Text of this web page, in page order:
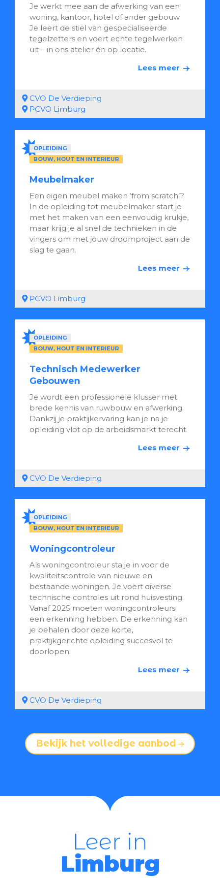
Je werkt mee aan de afwerking van een
woning, kantoor, hotel of ander gebouw.
Je leert de stiel van gespecialiseerde
tegelzetters en voert echte tegelwerken
uit – in ons atelier én op locatie.
Lees meer
CVO De Verdieping
PCVO Limburg
OPLEIDING
BOUW, HOUT EN INTERIEUR
Meubelmaker
Een eigen meubel maken ‘from scratch’?
In de opleiding tot meubelmaker start je
met het maken van een eenvoudig krukje,
maar krijg je al snel de technieken in de
vingers om met jouw droomproject aan de
slag te gaan.
Lees meer
PCVO Limburg
OPLEIDING
BOUW, HOUT EN INTERIEUR
Technisch Medewerker
Gebouwen
Je wordt een professionele klusser met
brede kennis van ruwbouw en afwerking.
Dankzij je praktijkervaring kan je na je
opleiding vlot op de arbeidsmarkt terecht.
Lees meer
CVO De Verdieping
OPLEIDING
BOUW, HOUT EN INTERIEUR
Woningcontroleur
Als woningcontroleur sta je in voor de
kwaliteitscontrole van nieuwe en
bestaande woningen. Je voert diverse
technische controles uit rond huisvesting.
Vanaf 2025 moeten woningcontroleurs
een erkenning hebben. De erkenning kan
je behalen door deze korte,
praktijkgerichte opleiding succesvol te
doorlopen.
Lees meer
CVO De Verdieping
Bekijk het volledige aanbod
Leer in
Limburg